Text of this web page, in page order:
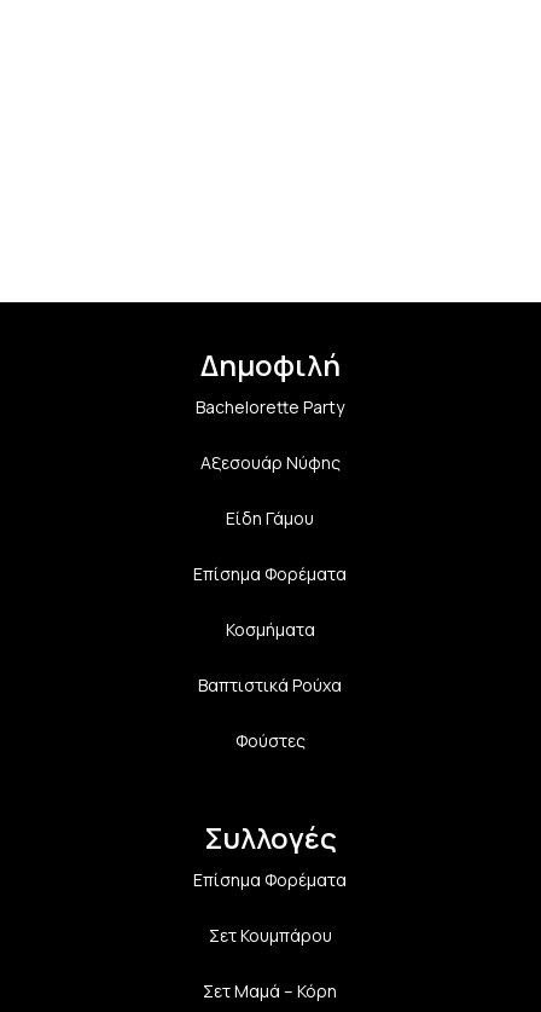
Δημοφιλή
Bachelorette Party
Αξεσουάρ Νύφης
Είδη Γάμου
Επίσημα Φορέματα
Κοσμήματα
Βαπτιστικά Ρούχα
Φούστες
Συλλογές
Επίσημα Φορέματα
Σετ Κουμπάρου
Σετ Μαμά – Κόρη